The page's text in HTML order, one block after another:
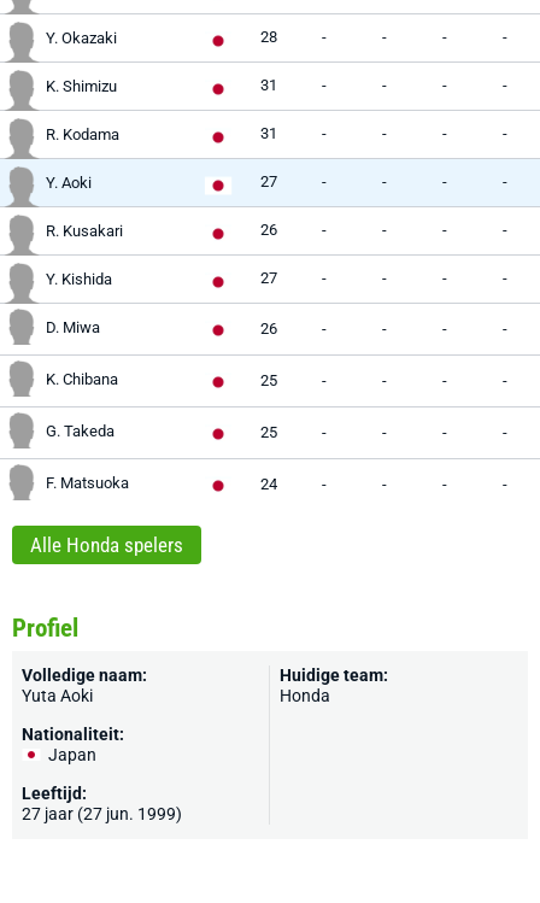
Y. Okazaki 28 - - - -
K. Shimizu 31 - - - -
R. Kodama 31 - - - -
Y. Aoki 27 - - - -
R. Kusakari 26 - - - -
Y. Kishida 27 - - - -
D. Miwa 26 - - - -
K. Chibana 25 - - - -
G. Takeda 25 - - - -
F. Matsuoka 24 - - - -
Alle Honda spelers
Profiel
Volledige naam:
Yuta Aoki
Nationaliteit:
Japan
Leeftijd:
27 jaar (27 jun. 1999)
Huidige team:
Honda